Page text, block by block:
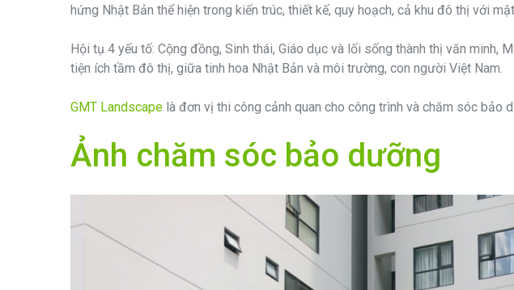
hứng Nhật Bản thể hiện trong kiến trúc, thiết kế, quy hoạch, cả khu đô thị với
Hội tụ 4 yếu tố: Cộng đồng, Sinh thái, Giáo dục và lối sống thành thị văn
tiện ích tầm đô thị, giữa tinh hoa Nhật Bản và môi trường, con người Việt Nam.
GMT Landscape là đơn vị thi công cảnh quan cho công trình và chăm sóc bảo
Ảnh chăm sóc bảo dưỡng